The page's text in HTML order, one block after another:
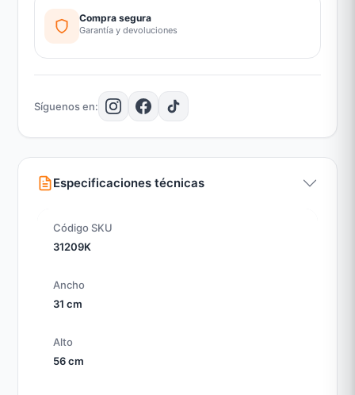
Especificaciones técnicas
Código SKU
31209K
Ancho
31 cm
Alto
56 cm
Compra segura
Garantía y devoluciones
Síguenos en: